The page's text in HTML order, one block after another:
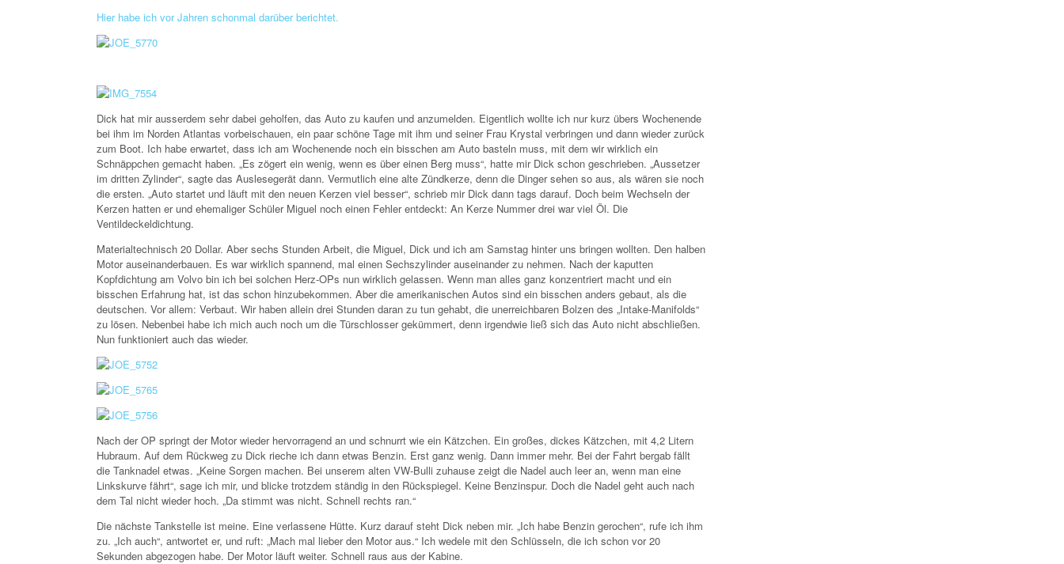
Hier habe ich vor Jahren schonmal darüber berichtet.
Dick hat mir ausserdem sehr dabei geholfen, das Auto zu kaufen und anzumelden. Eigentlich wollte ich nur kurz übers Wochenende
bei ihm im Norden Atlantas vorbeischauen, ein paar schöne Tage mit ihm und seiner Frau Krystal verbringen und dann wieder zurück
zum Boot. Ich habe erwartet, dass ich am Wochenende noch ein bisschen am Auto basteln muss, mit dem wir wirklich ein
Schnäppchen gemacht haben. „Es zögert ein wenig, wenn es über einen Berg muss“, hatte mir Dick schon geschrieben. „Aussetzer
im dritten Zylinder“, sagte das Auslesegerät dann. Vermutlich eine alte Zündkerze, denn die Dinger sehen so aus, als wären sie noch
die ersten. „Auto startet und läuft mit den neuen Kerzen viel besser“, schrieb mir Dick dann tags darauf. Doch beim Wechseln der
Kerzen hatten er und ehemaliger Schüler Miguel noch einen Fehler entdeckt: An Kerze Nummer drei war viel Öl. Die
Ventildeckeldichtung.
Materialtechnisch 20 Dollar. Aber sechs Stunden Arbeit, die Miguel, Dick und ich am Samstag hinter uns bringen wollten. Den halben
Motor auseinanderbauen. Es war wirklich spannend, mal einen Sechszylinder auseinander zu nehmen. Nach der kaputten
Kopfdichtung am Volvo bin ich bei solchen Herz-OPs nun wirklich gelassen. Wenn man alles ganz konzentriert macht und ein
bisschen Erfahrung hat, ist das schon hinzubekommen. Aber die amerikanischen Autos sind ein bisschen anders gebaut, als die
deutschen. Vor allem: Verbaut. Wir haben allein drei Stunden daran zu tun gehabt, die unerreichbaren Bolzen des „Intake-Manifolds“
zu lösen. Nebenbei habe ich mich auch noch um die Türschlosser gekümmert, denn irgendwie ließ sich das Auto nicht abschließen.
Nun funktioniert auch das wieder.
Nach der OP springt der Motor wieder hervorragend an und schnurrt wie ein Kätzchen. Ein großes, dickes Kätzchen, mit 4,2 Litern
Hubraum. Auf dem Rückweg zu Dick rieche ich dann etwas Benzin. Erst ganz wenig. Dann immer mehr. Bei der Fahrt bergab fällt
die Tanknadel etwas. „Keine Sorgen machen. Bei unserem alten VW-Bulli zuhause zeigt die Nadel auch leer an, wenn man eine
Linkskurve fährt“, sage ich mir, und blicke trotzdem ständig in den Rückspiegel. Keine Benzinspur. Doch die Nadel geht auch nach
dem Tal nicht wieder hoch. „Da stimmt was nicht. Schnell rechts ran.“
Die nächste Tankstelle ist meine. Eine verlassene Hütte. Kurz darauf steht Dick neben mir. „Ich habe Benzin gerochen“, rufe ich ihm
zu. „Ich auch“, antwortet er, und ruft: „Mach mal lieber den Motor aus.“ Ich wedele mit den Schlüsseln, die ich schon vor 20
Sekunden abgezogen habe. Der Motor läuft weiter. Schnell raus aus der Kabine.